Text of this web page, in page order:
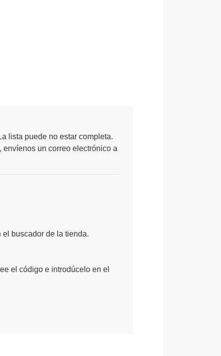
lista puede no estar completa.
un correo electrónico a
buscador de la tienda.
el código e introdúcelo en el